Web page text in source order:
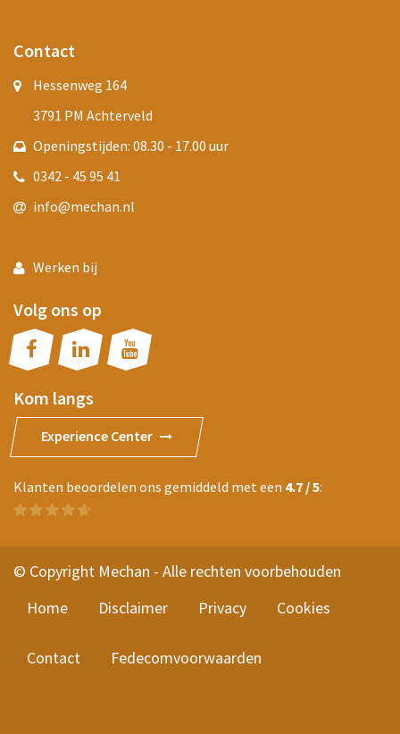
Contact
Hessenweg 164
3791 PM Achterveld
Openingstijden: 08.30 - 17.00 uur
0342 - 45 95 41
info@mechan.nl
Werken bij
Volg ons op
Kom langs
Experience Center
Klanten beoordelen ons gemiddeld met een 4.7 / 5:
© Copyright Mechan - Alle rechten voorbehouden
Home
Disclaimer Privacy Cookies
Contact Fedecomvoorwaarden